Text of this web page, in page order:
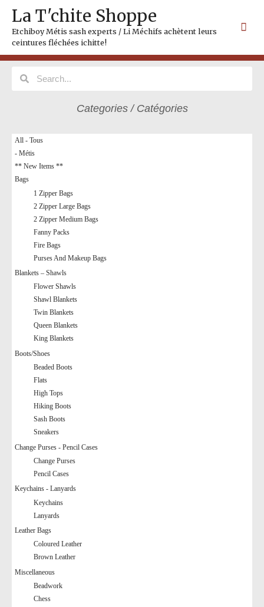
content
La T'chite Shoppe
Etchiboy Métis sash experts / Li Méchifs achètent leurs
ceintures fléchées ichitte!
SearchSearch
Categories / Catégories
All - Tous
- Métis
** New Items **
Bags
1 Zipper Bags
2 Zipper Large Bags
2 Zipper Medium Bags
Fanny Packs
Fire Bags
Purses And Makeup Bags
Blankets – Shawls
Flower Shawls
Shawl Blankets
Twin Blankets
Queen Blankets
King Blankets
Boots/Shoes
Beaded Boots
Flats
High Tops
Hiking Boots
Sash Boots
Sneakers
Change Purses - Pencil Cases
Change Purses
Pencil Cases
Keychains - Lanyards
Keychains
Lanyards
Leather Bags
Coloured Leather
Brown Leather
Miscellaneous
Beadwork
Chess